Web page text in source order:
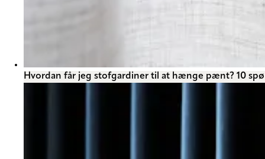
Hvordan får jeg stofgardiner til at hænge pænt? 10